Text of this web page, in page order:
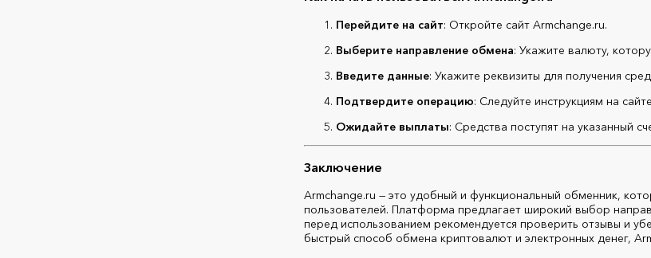
Перейдите на сайт: Откройте сайт Armchange.ru.
Выберите направление обмена: Укажите валюту,
Введите данные: Укажите реквизиты для получения
Подтвердите операцию: Следуйте инструкциям на
Ожидайте выплаты: Средства поступят на указанный
Заключение
Armchange.ru — это удобный и функциональный обменник,
пользователей. Платформа предлагает широкий выбор
перед использованием рекомендуется проверить отзывы и
быстрый способ обмена криптовалют и электронных денег,